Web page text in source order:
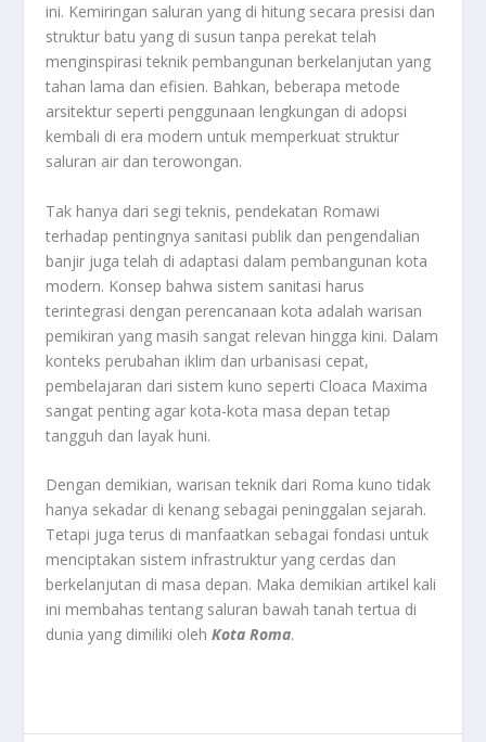
ini. Kemiringan saluran yang di hitung secara presisi dan
struktur batu yang di susun tanpa perekat telah
menginspirasi teknik pembangunan berkelanjutan yang
tahan lama dan efisien. Bahkan, beberapa metode
arsitektur seperti penggunaan lengkungan di adopsi
kembali di era modern untuk memperkuat struktur
saluran air dan terowongan.
Tak hanya dari segi teknis, pendekatan Romawi
terhadap pentingnya sanitasi publik dan pengendalian
banjir juga telah di adaptasi dalam pembangunan kota
modern. Konsep bahwa sistem sanitasi harus
terintegrasi dengan perencanaan kota adalah warisan
pemikiran yang masih sangat relevan hingga kini. Dalam
konteks perubahan iklim dan urbanisasi cepat,
pembelajaran dari sistem kuno seperti Cloaca Maxima
sangat penting agar kota-kota masa depan tetap
tangguh dan layak huni.
Dengan demikian, warisan teknik dari Roma kuno tidak
hanya sekadar di kenang sebagai peninggalan sejarah.
Tetapi juga terus di manfaatkan sebagai fondasi untuk
menciptakan sistem infrastruktur yang cerdas dan
berkelanjutan di masa depan. Maka demikian artikel kali
ini membahas tentang saluran bawah tanah tertua di
dunia yang dimiliki olehKota Roma.